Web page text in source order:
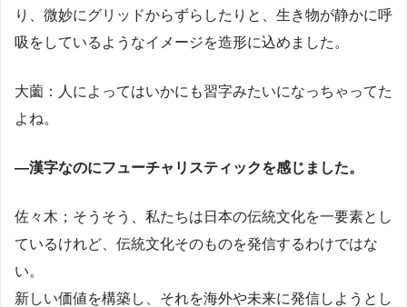
り、微妙にグリッドからずらしたりと、生き物が静かに呼
吸をしているようなイメージを造形に込めました。
大薗：人によってはいかにも習字みたいになっちゃってた
よね。
―漢字なのにフューチャリスティックを感じました。
佐々木；そうそう、私たちは日本の伝統文化を一要素とし
ているけれど、伝統文化そのものを発信するわけではな
い。
新しい価値を構築し、それを海外や未来に発信しようとし